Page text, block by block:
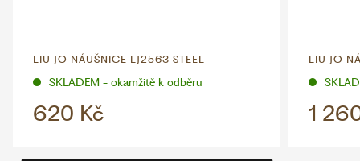
LIU JO NÁUŠNICE LJ2563 STEEL
SKLADEM - okamžitě k odběru
620 Kč
LIU JO
1